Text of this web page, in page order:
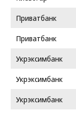
Приватбанк
Приватбанк
Укрэксимбанк
Укрэксимбанк
Укрэксимбанк